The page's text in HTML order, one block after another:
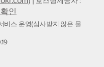
인
비스 운영(심사받지 않은 물